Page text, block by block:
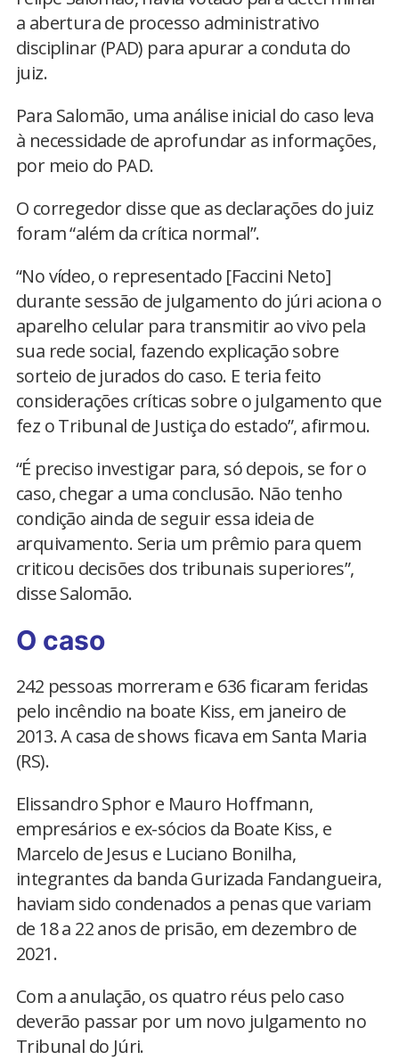
a abertura de processo administrativo
disciplinar (PAD) para apurar a conduta do
juiz.
Para Salomão, uma análise inicial do caso leva
à necessidade de aprofundar as informações,
por meio do PAD.
O corregedor disse que as declarações do juiz
foram “além da crítica normal”.
“No vídeo, o representado [Faccini Neto]
durante sessão de julgamento do júri aciona o
aparelho celular para transmitir ao vivo pela
sua rede social, fazendo explicação sobre
sorteio de jurados do caso. E teria feito
considerações críticas sobre o julgamento que
fez o Tribunal de Justiça do estado”, afirmou.
“É preciso investigar para, só depois, se for o
caso, chegar a uma conclusão. Não tenho
condição ainda de seguir essa ideia de
arquivamento. Seria um prêmio para quem
criticou decisões dos tribunais superiores”,
disse Salomão.
O caso
242 pessoas morreram e 636 ficaram feridas
pelo incêndio na boate Kiss, em janeiro de
2013. A casa de shows ficava em Santa Maria
(RS).
Elissandro Sphor e Mauro Hoffmann,
empresários e ex-sócios da Boate Kiss, e
Marcelo de Jesus e Luciano Bonilha,
integrantes da banda Gurizada Fandangueira,
haviam sido condenados a penas que variam
de 18 a 22 anos de prisão, em dezembro de
2021.
Com a anulação, os quatro réus pelo caso
deverão passar por um novo julgamento no
Tribunal do Júri.